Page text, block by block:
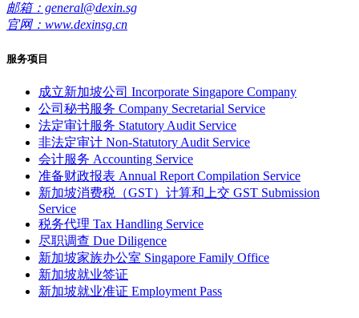
邮箱：general@dexin.sg
官网：www.dexinsg.cn
服务项目
成立新加坡公司 Incorporate Singapore Company
公司秘书服务 Company Secretarial Service
法定审计服务 Statutory Audit Service
非法定审计 Non-Statutory Audit Service
会计服务 Accounting Service
准备财政报表 Annual Report Compilation Service
新加坡消费税（GST）计算和上交 GST Submission
Service
税务代理 Tax Handling Service
尽职调查 Due Diligence
新加坡家族办公室 Singapore Family Office
新加坡就业签证
新加坡就业准证 Employment Pass